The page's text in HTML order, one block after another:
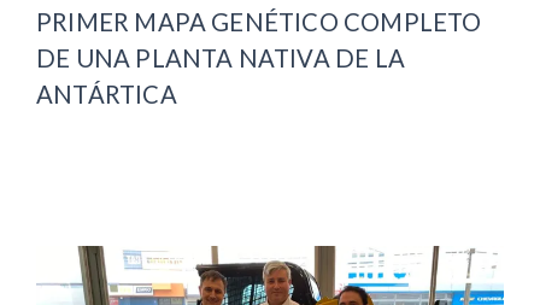
PRIMER MAPA GENÉTICO COMPLETO
DE UNA PLANTA NATIVA DE LA
ANTÁRTICA